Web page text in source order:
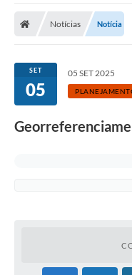
Licitações / PCA
Transparência
Notícias Notícia
SET
05
05 SET 2025